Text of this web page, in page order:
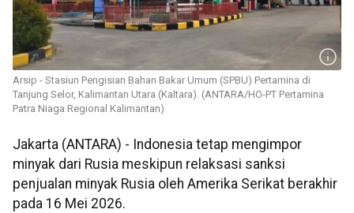
Arsip - Stasiun Pengisian Bahan Bakar Umum (SPBU) Pertamina di
Tanjung Selor, Kalimantan Utara (Kaltara). (ANTARA/HO-PT Pertamina
Patra Niaga Regional Kalimantan)
Jakarta (ANTARA) - Indonesia tetap mengimpor
minyak dari Rusia meskipun relaksasi sanksi
penjualan minyak Rusia oleh Amerika Serikat berakhir
pada 16 Mei 2026.